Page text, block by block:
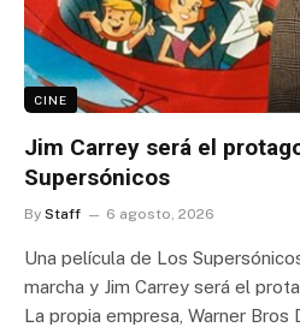
CINE
Jim Carrey será el
Supersónicos
By Staff 6 agosto, 2026
Una película de Los
marcha y Jim Carrey será el
La propia empresa, Warner